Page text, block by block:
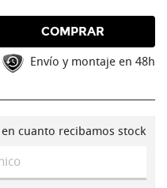
COMPRAR
Envío y montaje en 48h
cuanto recibamos stock